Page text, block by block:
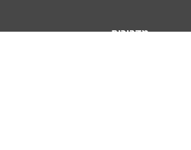
מדריכים